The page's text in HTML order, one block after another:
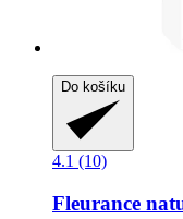
Do košíku
4.1 (10)
Fleurance